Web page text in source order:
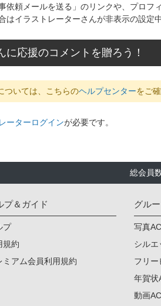
依頼メールを送る」のリンクや、プロフ
イラストレーターさんが非表示の設定中
応援のコメントを贈ろう！
ついては、こちらのヘルプセンターをご
ーターログインが必要です。
総会員
プ＆ガイド
プ
規約
ミアム会員利用規約
グル
写真AC
シルエ
フリー
年賀状
動画AC